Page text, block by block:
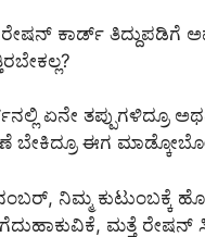
ಕಾರ್ಡ್ ತಿದ್ದುಪಡಿಗೆ
ಏನೇ ತಪ್ಪುಗಳಿದ್ರೂ
ಬೇಕಿದ್ರೂ ಈಗ
ನಿಮ್ಮ ಕುಟುಂಬಕ್ಕೆ
ಮತ್ತೆ